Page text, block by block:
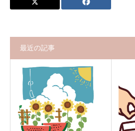
最近の記事